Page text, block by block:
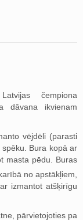
čempiona
dāvana ikvienam
vējdēli (parasti
Bura kopā ar
masta pēdu. Buras
no apstākļiem,
izmantot atšķirīgu
pārvietojoties pa